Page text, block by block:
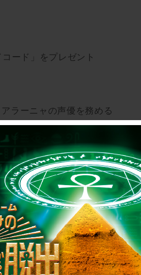
ード」をプレゼント
ラーニャの声優を務める
色紙1名）はランダムとな
」をフォロー。
ンショットを、対象ポスト